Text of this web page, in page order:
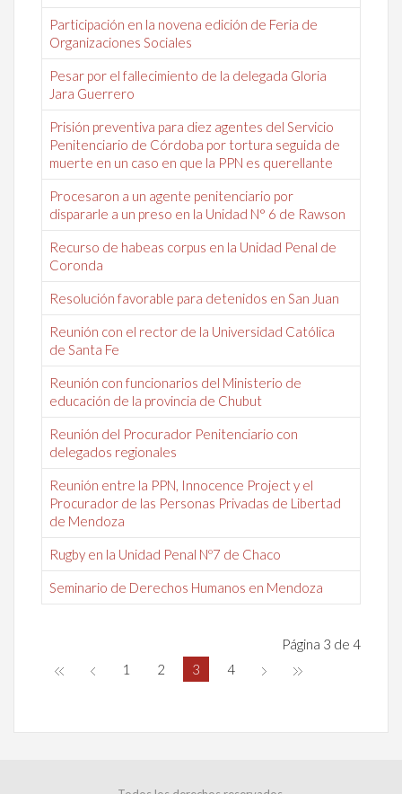
Participación en la novena edición de Feria de
Organizaciones Sociales
Pesar por el fallecimiento de la delegada Gloria
Jara Guerrero
Prisión preventiva para diez agentes del Servicio
Penitenciario de Córdoba por tortura seguida de
muerte en un caso en que la PPN es querellante
Procesaron a un agente penitenciario por
dispararle a un preso en la Unidad N° 6 de Rawson
Recurso de habeas corpus en la Unidad Penal de
Coronda
Resolución favorable para detenidos en San Juan
Reunión con el rector de la Universidad Católica
de Santa Fe
Reunión con funcionarios del Ministerio de
educación de la provincia de Chubut
Reunión del Procurador Penitenciario con
delegados regionales
Reunión entre la PPN, Innocence Project y el
Procurador de las Personas Privadas de Libertad
de Mendoza
Rugby en la Unidad Penal Nº7 de Chaco
Seminario de Derechos Humanos en Mendoza
Página 3 de 4
1
2 3 4